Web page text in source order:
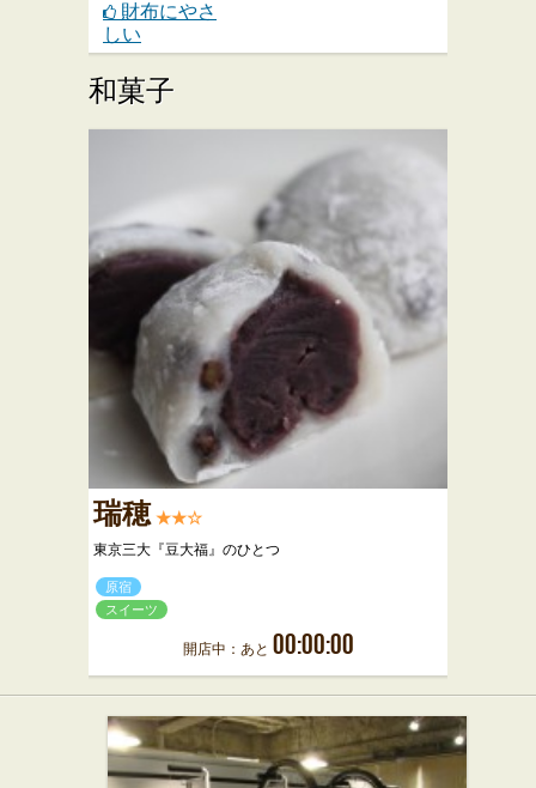
財布にやさ
しい
和菓子
瑞穂 ★★☆
東京三大『豆大福』のひとつ
原宿
スイーツ
開店中：あと 00:00:00